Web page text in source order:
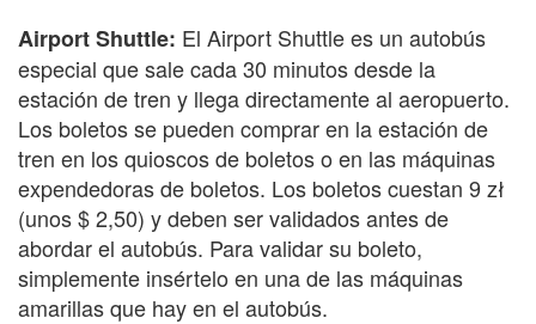
Airport Shuttle: El Airport Shuttle es un autobús
especial que sale cada 30 minutos desde la
estación de tren y llega directamente al aeropuerto.
Los boletos se pueden comprar en la estación de
tren en los quioscos de boletos o en las máquinas
expendedoras de boletos. Los boletos cuestan 9 zł
(unos $ 2,50) y deben ser validados antes de
abordar el autobús. Para validar su boleto,
simplemente insértelo en una de las máquinas
amarillas que hay en el autobús.